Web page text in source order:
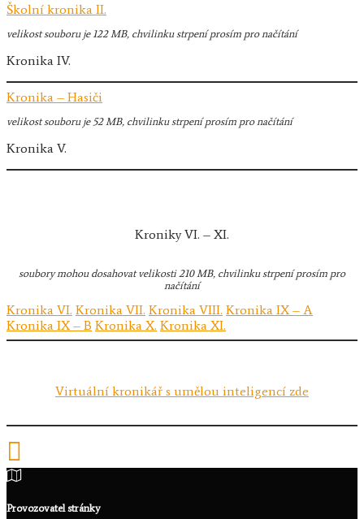
Školní kronika II.
velikost souboru je 122 MB, chvilinku strpení prosím pro načítání
Kronika IV.
Kronika – Hasiči
velikost souboru je 52 MB, chvilinku strpení prosím pro načítání
Kronika V.
Kroniky VI. – XI.
soubory mohou dosahovat velikosti 210 MB, chvilinku strpení prosím pro
načítání
Kronika VI. Kronika VII. Kronika VIII. Kronika IX – A
Kronika IX – B Kronika X. Kronika XI.
Virtuální kronikář s umělou inteligencí zde
Provozovatel stránky